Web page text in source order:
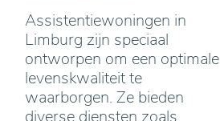
Assistentiewoningen in
Limburg zijn speciaal
ontworpen om een optimale
levenskwaliteit te
waarborgen. Ze bieden
diverse diensten zoals